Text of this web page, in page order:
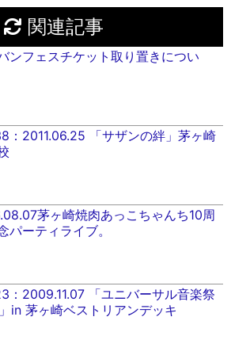
関連記事
ンフェスチケット取り置きについ
：2011.06.25 「サザンの絆」茅ヶ崎
茅ヶ崎焼肉あっこちゃんち10周
パーティライブ。
：2009.11.07 「ユニバーサル音楽祭
in 茅ヶ崎ベストリアンデッキ